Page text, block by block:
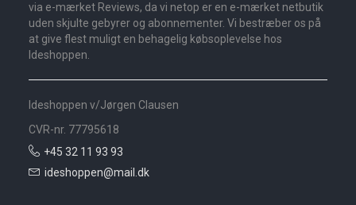
via e-mærket Reviews, da vi netop er en e-mærket netbutik
uden skjulte gebyrer og abonnementer. Vi bestræber os på
at give flest muligt en behagelig købsoplevelse hos
Ideshoppen.
Ideshoppen v/Jørgen Clausen
CVR-nr. 77795618
+45 32 11 93 93
ideshoppen@mail.dk